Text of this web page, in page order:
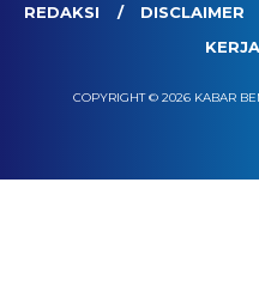
REDAKSI DISCLAIMER
COPYRIGHT © 2026 KABAR